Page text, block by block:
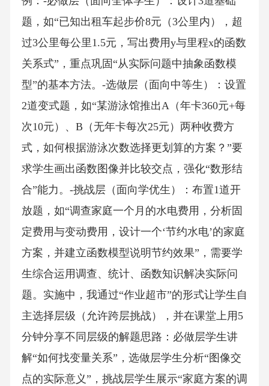
题，如“已知出租车起步价8元（3公里内），超
过3公里每公里1.5元，写出费用y与里程x的函数
关系式”，重点巩固“从实际问题中抽象函数模
型”的基本方法。-选做层（面向中等生）：设置
2道变式题，如“某游泳馆推出A（年卡360元+每
次10元）、B（无年卡每次25元）两种收费方
式，如何根据游泳次数选择更划算的方案？”要
求学生画出函数图像并比较交点，强化“数形结
合”能力。-挑战层（面向学优生）：布置1道开
放题，如“调查家庭一个月的水电费用，分析固
定费用与变动费用，设计一个‘节约水电’的家庭
方案，并建立函数模型说明节约效果”，需要学
生综合运用调查、统计、函数知识解决实际问
题。实施中，我通过“作业超市”的形式让学生自
主选择层级（允许跨层挑战），并在课堂上用5
分钟分享不同层级的解题思路：必做层学生讲
解“如何找变量关系”，选做层学生分析“图像交
点的实际意义”，挑战层学生展示“家庭方案的调